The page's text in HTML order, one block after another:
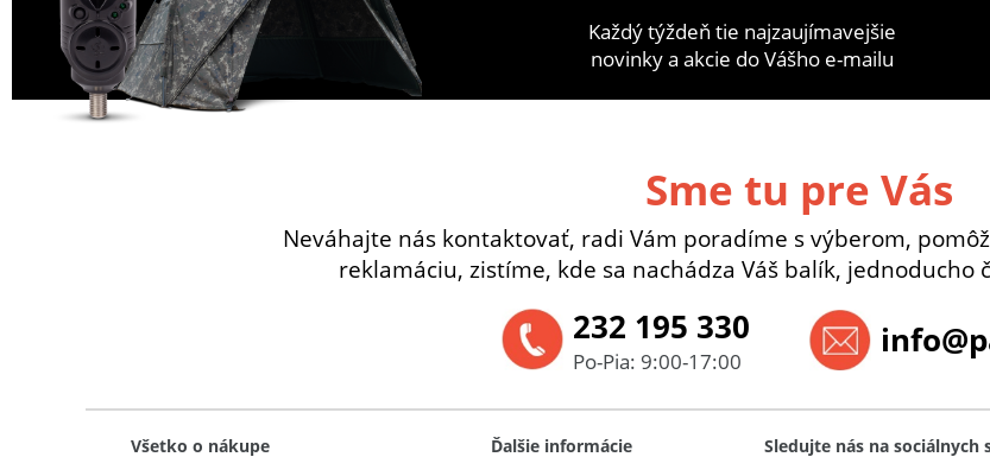
Každý týždeň tie najzaujímavejšie
novinky a akcie do Vášho e-mailu
Sme tu pre Vás
Neváhajte nás kontaktovať, radi Vám poradíme s výberom,
reklamáciu, zistíme, kde sa nachádza Váš balík, jednoducho
232 195 330
Po-Pia: 9:00-17:00
Všetko o nákupe
Ďalšie informácie
Sledujte nás na sociálnych